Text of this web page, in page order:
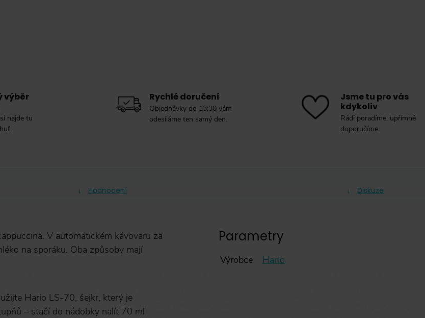
výběr
najde tu
Rychlé doručení
Objednávky do 13:30 vám
odesíláme ten samý den.
Jsme tu pro vás
kdykoliv
Rádi poradíme, upřímně
doporučíme.
Hodnocení Diskuze
V automatickém kávovaru za
na sporáku. Oba způsoby mají
Hario LS-70, šejkr, který je
– stačí do nádobky nalít 70 ml
Parametry
Výrobce Hario